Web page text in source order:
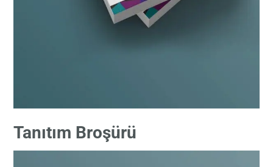
Tanıtım Broşürü